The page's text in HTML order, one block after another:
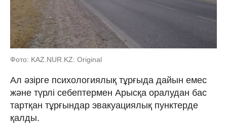
Фото: KAZ.NUR.KZ: Original
Ал әзірге псиxологиялық тұрғыда дайын емес
және түрлі себептермен Арысқа оралудан бас
тартқан тұрғындар эвакуациялық пунктерде
қалды.